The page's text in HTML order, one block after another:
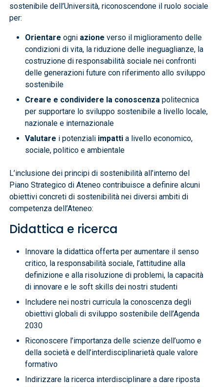
sostenibile dell’Università, riconoscendone il ruolo sociale
per:
Orientareogni azioneverso il miglioramento delle
condizioni di vita, la riduzione delle ineguaglianze, la
costruzione di responsabilità sociale nei confronti
delle generazioni future con riferimento allo sviluppo
sostenibile
Creare e condividere la conoscenza politecnica
per supportare lo sviluppo sostenibile a livello locale,
nazionale e internazionale
Valutare i potenziali impattia livello economico,
sociale, politico e ambientale
L’inclusione dei principi di sostenibilità all’interno del
Piano Strategico di Ateneo contribuisce a definire alcuni
obiettivi concreti di sostenibilità nei diversi ambiti di
competenza dell’Ateneo:
Didattica e ricerca
Innovare la didattica offerta per aumentare il senso
critico, la responsabilità sociale, l’attitudine alla
definizione e alla risoluzione di problemi, la capacità
di innovare e le soft skills dei nostri studenti
Includere nei nostri curricula la conoscenza degli
obiettivi globali di sviluppo sostenibile dell’Agenda
2030
Riconoscere l’importanza delle scienze dell’uomo e
della società e dell’interdisciplinarietà quale valore
formativo
Indirizzare la ricerca interdisciplinare a dare riposta